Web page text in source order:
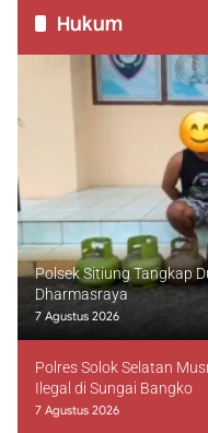
Hukum
Polsek Sitiung Tangkap
Dharmasraya
7 Agustus 2026
Polres Solok Selatan
Ilegal di Sungai Bangko
7 Agustus 2026